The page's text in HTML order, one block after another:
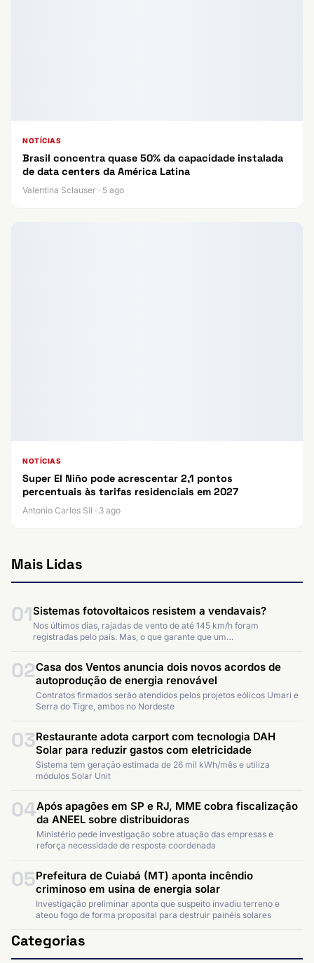
NOTÍCIAS
Brasil concentra quase 50% da capacidade instalada
de data centers da América Latina
Valentina Sclauser · 5 ago
NOTÍCIAS
Super El Niño pode acrescentar 2,1 pontos
percentuais às tarifas residenciais em 2027
Antonio Carlos Sil · 3 ago
Mais Lidas
01Sistemas fotovoltaicos resistem a vendavais?
Nos últimos dias, rajadas de vento de até 145 km/h foram
registradas pelo país. Mas, o que garante que um…
02Casa dos Ventos anuncia dois novos acordos de
autoprodução de energia renovável
Contratos firmados serão atendidos pelos projetos eólicos Umari e
Serra do Tigre, ambos no Nordeste
03Restaurante adota carport com tecnologia DAH
Solar para reduzir gastos com eletricidade
Sistema tem geração estimada de 26 mil kWh/mês e utiliza
módulos Solar Unit
04Após apagões em SP e RJ, MME cobra fiscalização
da ANEEL sobre distribuidoras
Ministério pede investigação sobre atuação das empresas e
reforça necessidade de resposta coordenada
05Prefeitura de Cuiabá (MT) aponta incêndio
criminoso em usina de energia solar
Investigação preliminar aponta que suspeito invadiu terreno e
ateou fogo de forma proposital para destruir painéis solares
Categorias